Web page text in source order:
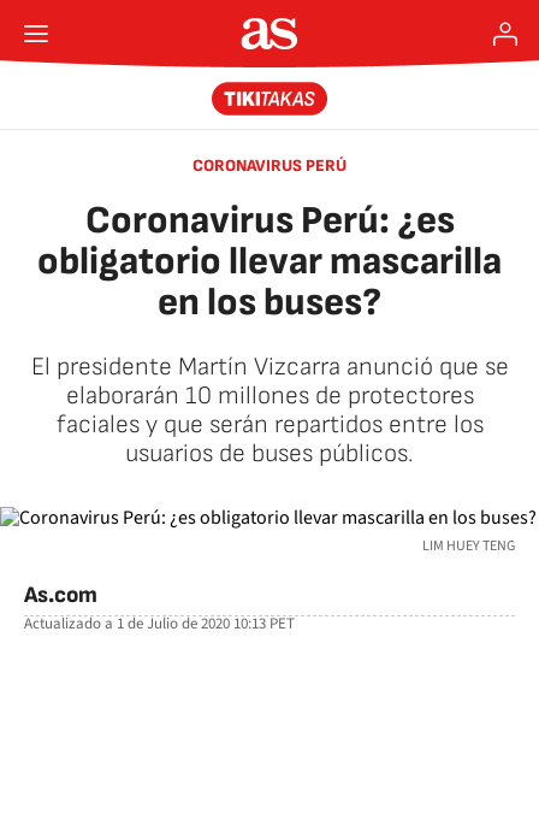
CORONAVIRUS PERÚ
Coronavirus Perú: ¿es
obligatorio llevar mascarilla
en los buses?
El presidente Martín Vizcarra anunció que se
elaborarán 10 millones de protectores
faciales y que serán repartidos entre los
usuarios de buses públicos.
LIM HUEY TENG
As.com
Actualizado a1 de Julio de 2020 10:13PET